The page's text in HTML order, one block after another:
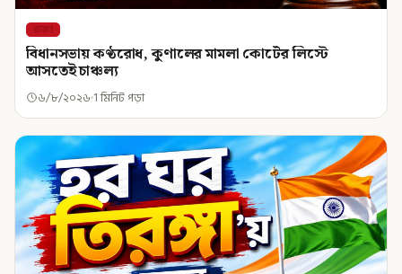
রাজ্য
বিধানসভায় কণ্ঠরোধ, কুণালের মামলা কোর্টের লিস্টে
আসতেই চাঞ্চল্য
৬/৮/২০২৬ 1 মিনিট পড়া